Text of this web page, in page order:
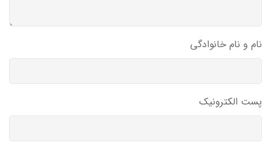
نام و نام خانوادگی
پست الکترونیک